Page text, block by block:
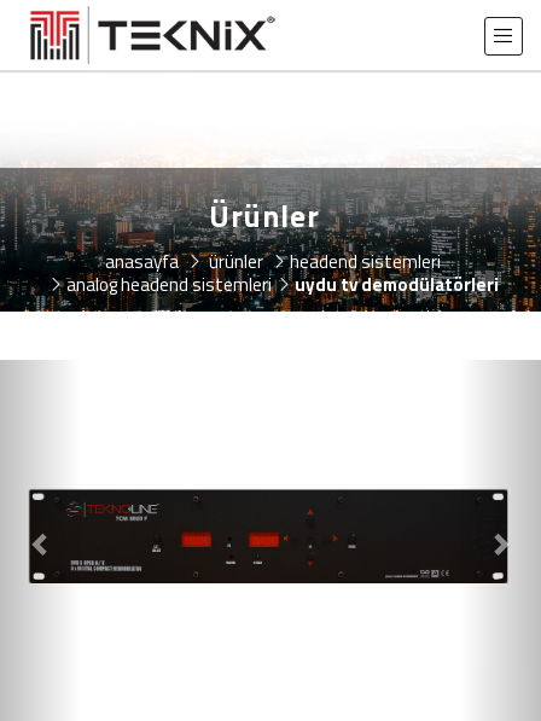
Ürünler
anasayfa ürünler
headend si̇stemleri̇
analog headend sistemleri
uydu tv demodülatörleri